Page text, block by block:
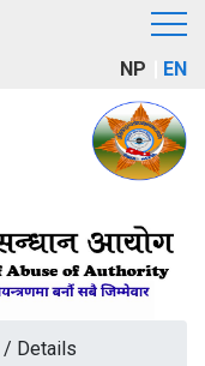
NP EN
/ Details